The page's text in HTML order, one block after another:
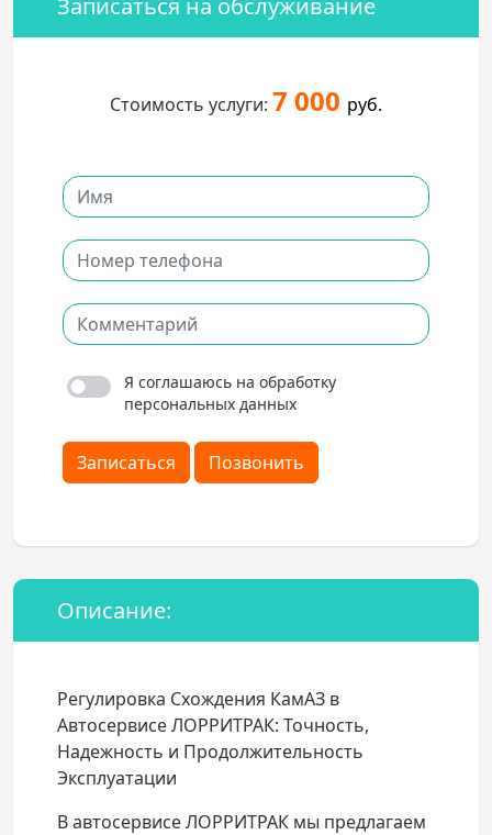
Записаться на обслуживание
Стоимость услуги: 7 000 руб.
Я соглашаюсь на обработку
персональных данных
Записаться Позвонить
Описание:
Регулировка Схождения КамАЗ в
Автосервисе ЛОРРИТРАК: Точность,
Надежность и Продолжительность
Эксплуатации
В автосервисе ЛОРРИТРАК мы предлагаем